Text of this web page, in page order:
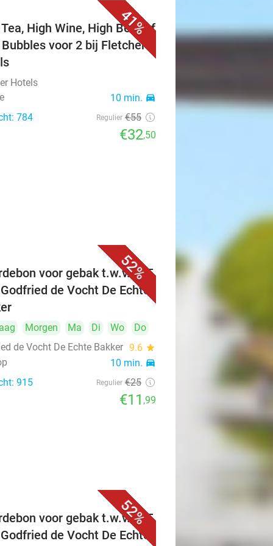
41%
High Wine, High Beer of
voor 2 bij Fletcher
Hotels
10 min. directions_car
784 Regulier €55
€32,50
52%
voor gebak t.w.v. €25
de Vocht De Echte
Morgen Ma Di Wo
Do
de Vocht De Echte Bakker 9.6 star
10 min. directions_car
915 Regulier €25
€11 ,99
52%
voor gebak t.w.v. €25
de Vocht De Echte